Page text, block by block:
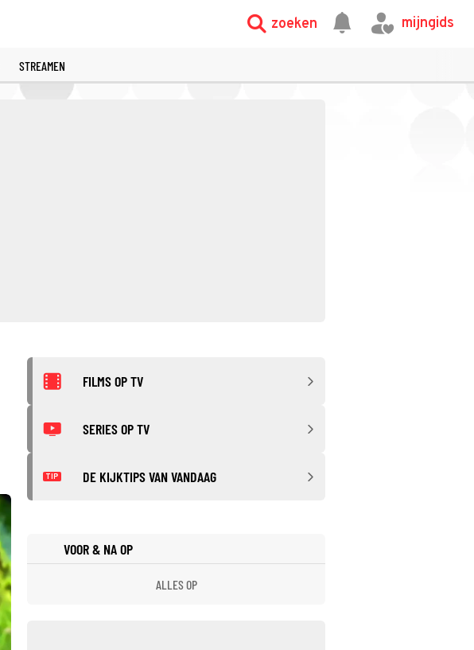
zoeken mijngids
STREAMEN
FILMS OP TV
SERIES OP TV
TIP DE KIJKTIPS VAN VANDAAG
VOOR & NA OP
ALLES OP